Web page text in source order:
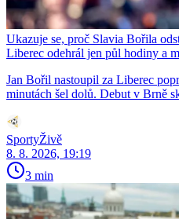
Ukazuje se, proč Slavia Bořila
Liberec odehrál jen půl hodiny a
Jan Bořil nastoupil za Liberec
minutách šel dolů. Debut v Brně
SportyŽivě
8. 8. 2026, 19:19
3 min